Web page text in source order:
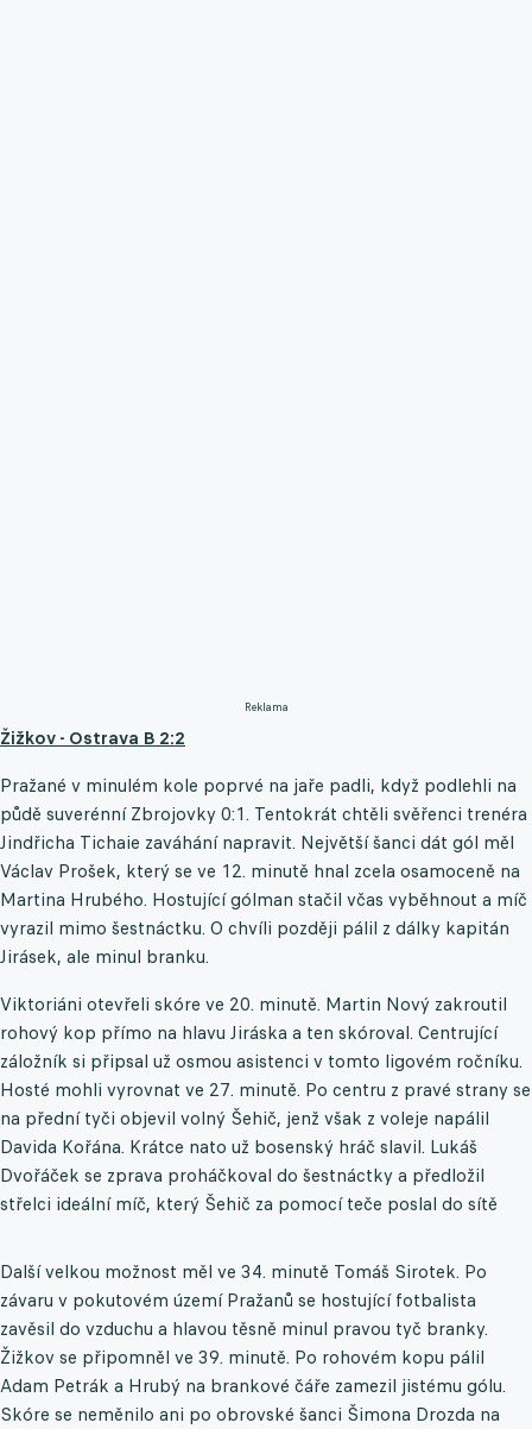
Reklama
Žižkov - Ostrava B 2:2
Pražané v minulém kole poprvé na jaře padli, když podlehli na
půdě suverénní Zbrojovky 0:1. Tentokrát chtěli svěřenci trenéra
Jindřicha Tichaie zaváhání napravit. Největší šanci dát gól měl
Václav Prošek, který se ve 12. minutě hnal zcela osamoceně na
Martina Hrubého. Hostující gólman stačil včas vyběhnout a míč
vyrazil mimo šestnáctku. O chvíli později pálil z dálky kapitán
Jirásek, ale minul branku.
Viktoriáni otevřeli skóre ve 20. minutě. Martin Nový zakroutil
rohový kop přímo na hlavu Jiráska a ten skóroval. Centrující
záložník si připsal už osmou asistenci v tomto ligovém ročníku.
Hosté mohli vyrovnat ve 27. minutě. Po centru z pravé strany se
na přední tyči objevil volný Šehič, jenž však z voleje napálil
Davida Kořána. Krátce nato už bosenský hráč slavil. Lukáš
Dvořáček se zprava proháčkoval do šestnáctky a předložil
střelci ideální míč, který Šehič za pomocí teče poslal do sítě
Další velkou možnost měl ve 34. minutě Tomáš Sirotek. Po
závaru v pokutovém území Pražanů se hostující fotbalista
zavěsil do vzduchu a hlavou těsně minul pravou tyč branky.
Žižkov se připomněl ve 39. minutě. Po rohovém kopu pálil
Adam Petrák a Hrubý na brankové čáře zamezil jistému gólu.
Skóre se neměnilo ani po obrovské šanci Šimona Drozda na